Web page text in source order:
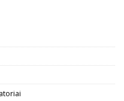
V22, 900x1120